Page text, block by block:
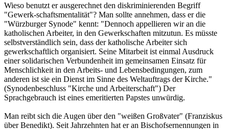
Wieso benutzt er ausgerechnet den diskriminierenden Begriff
"Gewerk-schaftsmentalität"? Man sollte annehmen, dass er die
"Würzburger Synode" kennt: "Dennoch appellieren wir an die
katholischen Arbeiter, in den Gewerkschaften mitzutun. Es müsste
selbstverständlich sein, dass der katholische Arbeiter sich
gewerkschaftlich organisiert. Seine Mitarbeit ist einmal Ausdruck
einer solidarischen Verbundenheit im gemeinsamen Einsatz für
Menschlichkeit in den Arbeits- und Lebensbedingungen, zum
anderen ist sie ein Dienst im Sinne des Weltauftrags der Kirche."
(Synodenbeschluss "Kirche und Arbeiterschaft") Der
Sprachgebrauch ist eines emeritierten Papstes unwürdig.
Man reibt sich die Augen über den "weißen Großvater" (Franziskus
über Benedikt). Seit Jahrzehnten hat er an Bischofsernennungen in